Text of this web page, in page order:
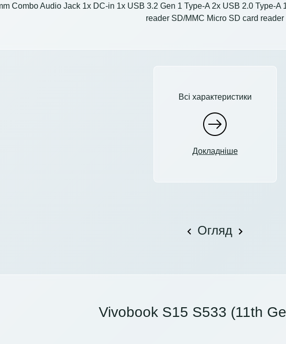
Combo Audio Jack 1x DC-in 1x USB 3.2 Gen 1 Type-A 2x USB 2.0 Type-
reader SD/MMC Micro SD card reader
Всі характеристики
Докладніше
Огляд
Vivobook S15 S533 (11th